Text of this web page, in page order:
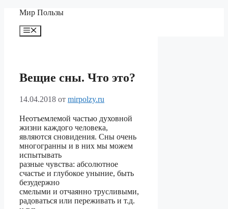
Перейти
содержимому
Мир Пользы
Меню
Вещие сны. Что это?
14.04.2018 от mirpolzy.ru
Неотъемлемой частью духовной
жизни каждого человека,
являются сновидения. Сны очень
многогранны и в них мы можем
испытывать
разные чувства: абсолютное
счастье и глубокое уныние, быть
безудержно
смелыми и отчаянно трусливыми,
радоваться или переживать и т.д.